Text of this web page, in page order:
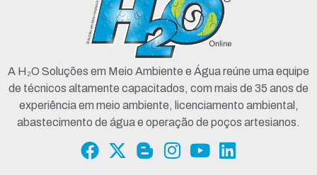
A H₂O Soluções em Meio Ambiente e Água reúne uma equipe
de técnicos altamente capacitados, com mais de 35 anos de
experiência em meio ambiente, licenciamento ambiental,
abastecimento de água e operação de poços artesianos.